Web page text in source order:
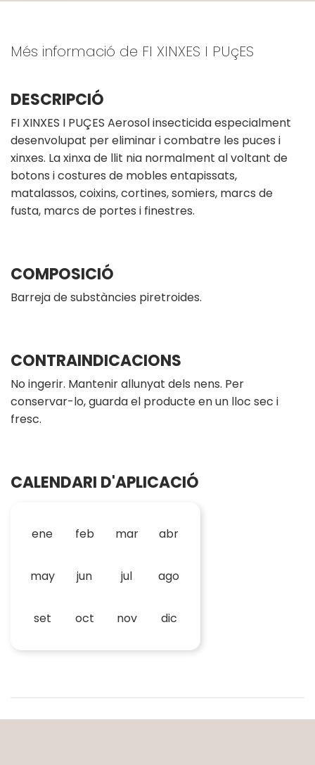
Més informació de FI XINXES I PUçES
DESCRIPCIÓ
FI XINXES I PUÇES Aerosol insecticida especialment
desenvolupat per eliminar i combatre les puces i
xinxes. La xinxa de llit nia normalment al voltant de
botons i costures de mobles entapissats,
matalassos, coixins, cortines, somiers, marcs de
fusta, marcs de portes i finestres.
COMPOSICIÓ
Barreja de substàncies piretroides.
CONTRAINDICACIONS
No ingerir. Mantenir allunyat dels nens. Per
conservar-lo, guarda el producte en un lloc sec i
fresc.
CALENDARI D'APLICACIÓ
ene feb mar abr
may jun jul ago
set oct nov dic